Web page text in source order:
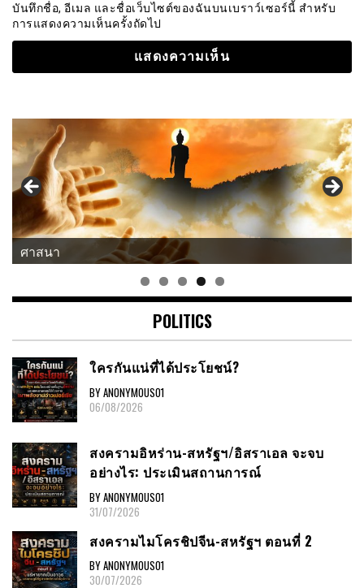
บันทึกชื่อ, อีเมล และชื่อเว็บไซต์ของฉันบนเบราว์เซอร์นี้ สำหรับ
การแสดงความเห็นครั้งถัดไป
แนวคิด-คำคม
POLITICS
ใครกันแน่ที่ได้ประโยชน์?
BY ANONYMOUS01
06/08/2026
สงครามอิหร่าน-สหรัฐฯ/อิสราเอล จะจบ
อย่างไร: ประเมินสถานการณ์
BY ANONYMOUS01
31/07/2026
สงครามไมโครชิปจีน-สหรัฐฯ ตอนที่ 2
BY ANONYMOUS01
30/07/2026